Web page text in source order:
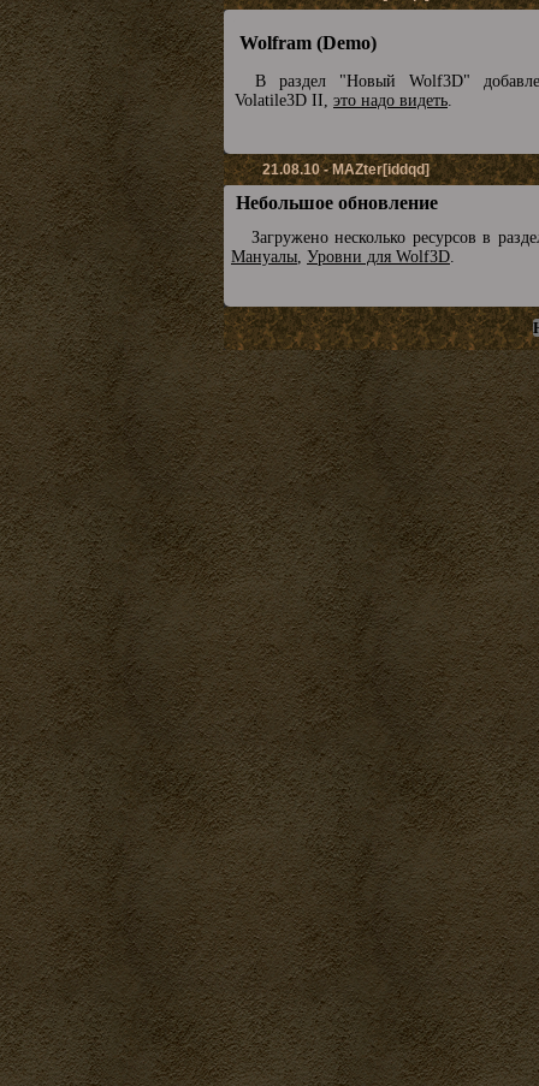
Wolfram (Demo)
В раздел "Новый Wolf3D"
Volatile3D II, это надо видеть.
21.08.10 - MAZter[iddqd]
Небольшое обновление
Загружено несколько ресурсов в
Мануалы, Уровни для Wolf3D.